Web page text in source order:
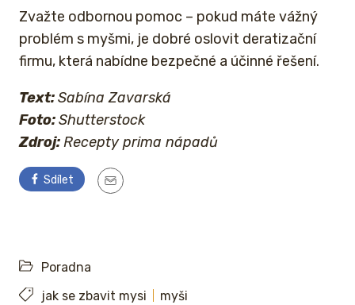
Zvažte odbornou pomoc – pokud máte vážný
problém s myšmi, je dobré oslovit deratizační
firmu, která nabídne bezpečné a účinné řešení.
Text:Sabína Zavarská
Foto:Shutterstock
Zdroj:Recepty prima nápadů
Sdílet
Poradna
jak se zbavit mysi
myši